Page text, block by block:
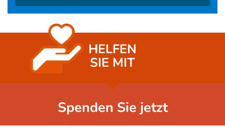
HELFEN
SIE MIT
Spenden Sie jetzt